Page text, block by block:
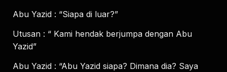
Abu Yazid : “Siapa di luar?”
Utusan : “ Kami hendak berjumpa dengan Abu
Yazid”
Abu Yazid : “Abu Yazid siapa? Dimana dia? Saya